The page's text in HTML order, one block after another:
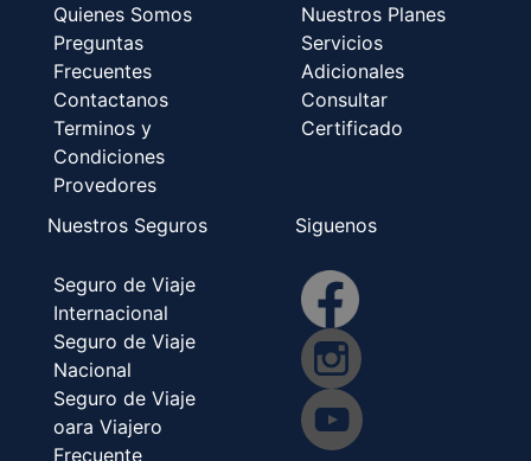
Quienes Somos
Preguntas
Frecuentes
Contactanos
Terminos y
Condiciones
Provedores
Nuestros Planes
Servicios
Adicionales
Consultar
Certificado
Nuestros Seguros
Seguro de Viaje
Internacional
Seguro de Viaje
Nacional
Seguro de Viaje
oara Viajero
Frecuente
Siguenos